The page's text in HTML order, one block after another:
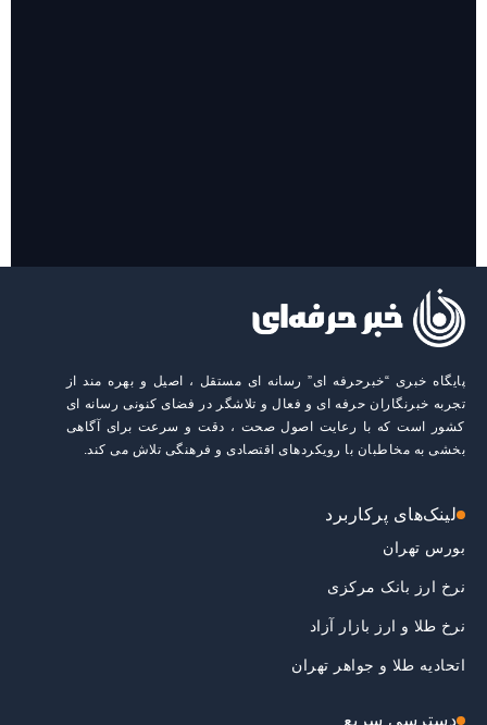
پایگاه خبری “خبرحرفه ای” رسانه ای مستقل ، اصیل و بهره مند از
تجربه خبرنگاران حرفه ای و فعال و تلاشگر در فضای کنونی رسانه ای
کشور است که با رعایت اصول صحت ، دقت و سرعت برای آگاهی
بخشی به مخاطبان با رویکردهای اقتصادی و فرهنگی تلاش می کند.
لینک‌های پرکاربرد
بورس تهران
نرخ ارز بانک مرکزی
نرخ طلا و ارز بازار آزاد
اتحادیه طلا و جواهر تهران
دسترسی سریع